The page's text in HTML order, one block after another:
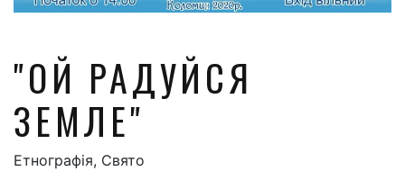
"ОЙ РАДУЙСЯ
ЗЕМЛЕ"
Етнографія, Свято